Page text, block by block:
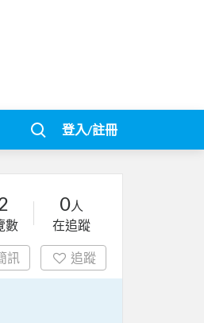
登入/註冊
數
0人
在追蹤
訊 追蹤